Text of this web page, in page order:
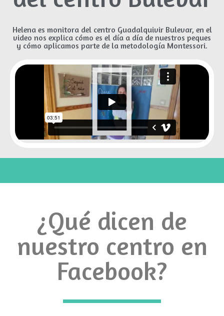
Helena es monitora del centro Guadalquivir Bulevar, en el
video nos explica cómo es el día a día de nuestros peques
y cómo aplicamos parte de la metodología Montessori.
¿Qué dicen de
nuestro centro en
Facebook?